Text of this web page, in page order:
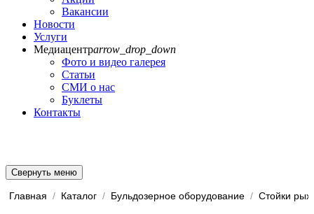
Вакансии
Новости
Услуги
Медиацентрarrow_drop_down
Фото и видео галерея
Статьи
СМИ о нас
Буклеты
Контакты
Свернуть меню
Главная / Каталог / Бульдозерное оборудование /